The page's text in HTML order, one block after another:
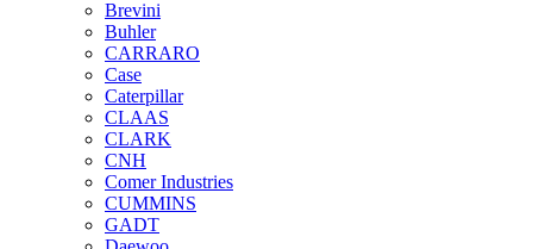
Brevini
Buhler
CARRARO
Case
Caterpillar
CLAAS
CLARK
CNH
Comer Industries
CUMMINS
GADT